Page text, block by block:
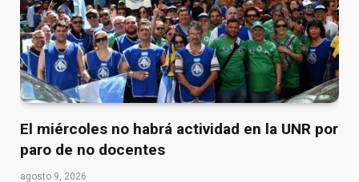
El miércoles no habrá actividad en la UNR por
paro de no docentes
agosto 9, 2026